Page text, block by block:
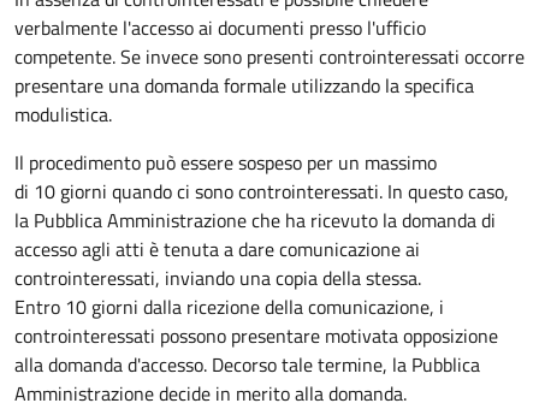
verbalmente l'accesso ai documenti presso l'ufficio
competente. Se invece sono presenti controinteressati occorre
presentare una domanda formale utilizzando la specifica
modulistica.
Il procedimento può essere sospeso per un massimo
di 10 giorni quando ci sono controinteressati. In questo caso,
la Pubblica Amministrazione che ha ricevuto la domanda di
accesso agli atti è tenuta a dare comunicazione ai
controinteressati, inviando una copia della stessa.
Entro 10 giorni dalla ricezione della comunicazione, i
controinteressati possono presentare motivata opposizione
alla domanda d'accesso. Decorso tale termine, la Pubblica
Amministrazione decide in merito alla domanda.